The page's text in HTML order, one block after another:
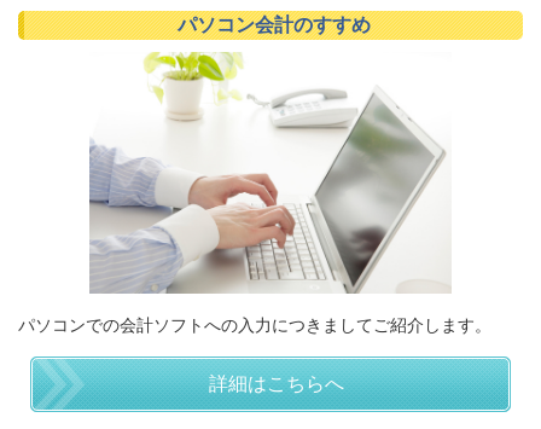
パソコン会計のすすめ
パソコンでの会計ソフトへの入力につきましてご紹介します。
詳細はこちらへ